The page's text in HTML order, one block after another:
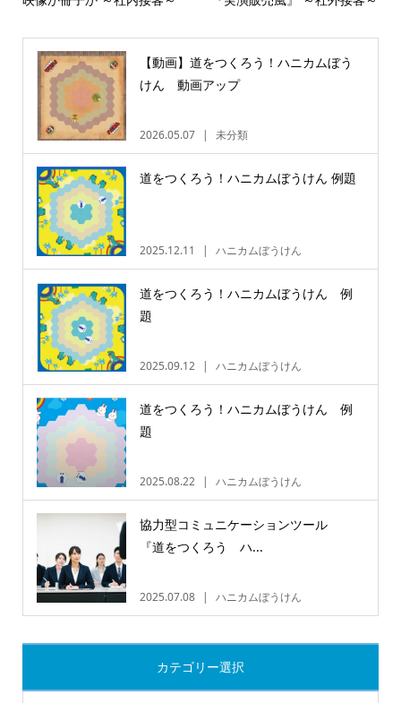
【動画】道をつくろう！ハニカムぼう
けん 動画アップ
2026.05.07 未分類
道をつくろう！ハニカムぼうけん 例題
2025.12.11 ハニカムぼうけん
道をつくろう！ハニカムぼうけん 例
題
2025.09.12 ハニカムぼうけん
道をつくろう！ハニカムぼうけん 例
題
2025.08.22 ハニカムぼうけん
協力型コミュニケーションツール
『道をつくろう ハ...
2025.07.08 ハニカムぼうけん
カテゴリー選択